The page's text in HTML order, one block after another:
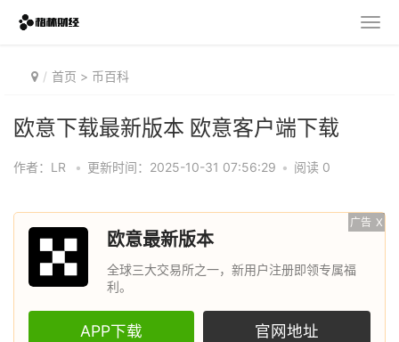
首页 > 币百科
欧意下载最新版本 欧意客户端下载
作者：LR • 更新时间：2025-10-31 07:56:29 • 阅读 0
广告 X
欧意最新版本
全球三大交易所之一，新用户注册即领专属福
利。
APP下载 官网地址